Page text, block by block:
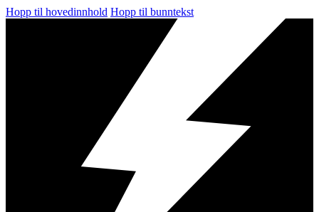
Hopp til hovedinnhold Hopp til bunntekst